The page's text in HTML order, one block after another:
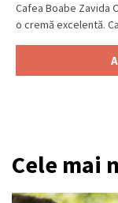
Cafea Boabe Zavida
o cremă excelentă.
Cele mai